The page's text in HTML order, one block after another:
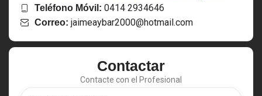
Teléfono Móvil: 0414 2934646
Correo: jaimeaybar2000@hotmail.com
Contactar
Contacte con el Profesional